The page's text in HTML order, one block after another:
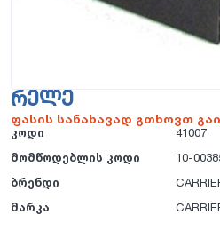
ᲠᲔᲚᲔ
ფასის სანახავად გთხოვთ
კოდი
41007
მომწოდებლის კოდი
10-
ბრენდი
მარკა